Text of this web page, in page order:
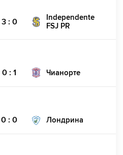
3 : 0
Independente
FSJ PR
0 : 1 Чианорте
0 : 0 Лондрина